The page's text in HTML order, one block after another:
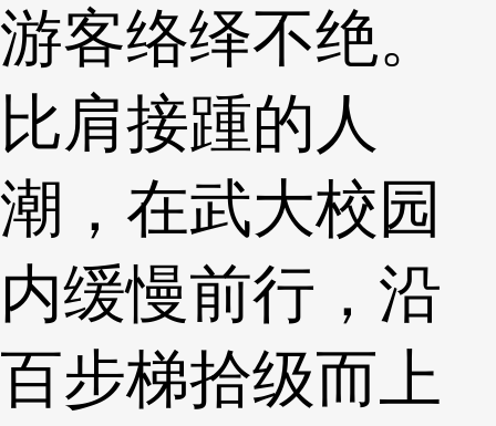
游客络绎不绝。
比肩接踵的人
潮，在武大校园
内缓慢前行，沿
百步梯拾级而上